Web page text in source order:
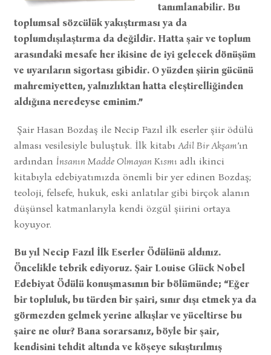
tanımlanabilir. Bu
toplumsal sözcülük yakıştırması ya da
toplumdışılaştırma da değildir. Hatta şair ve toplum
arasındaki mesafe her ikisine de iyi gelecek dönüşüm
ve uyarıların sigortası gibidir. O yüzden şiirin gücünü
mahremiyetten, yalnızlıktan hatta eleştirelliğinden
aldığına neredeyse eminim.”
Şair Hasan Bozdaş ile Necip Fazıl ilk eserler şiir ödülü
alması vesilesiyle buluştuk. İlk kitabı Adil Bir Akşam’ın
ardından İnsanın Madde Olmayan Kısmı adlı ikinci
kitabıyla edebiyatımızda önemli bir yer edinen Bozdaş;
teoloji, felsefe, hukuk, eski anlatılar gibi birçok alanın
düşünsel katmanlarıyla kendi özgül şiirini ortaya
koyuyor.
Bu yıl Necip Fazıl İlk Eserler Ödülünü aldınız.
Öncelikle tebrik ediyoruz. Şair Louise Glück Nobel
Edebiyat Ödülü konuşmasının bir bölümünde; “Eğer
bir topluluk, bu türden bir şairi, sınır dışı etmek ya da
görmezden gelmek yerine alkışlar ve yüceltirse bu
şaire ne olur? Bana sorarsanız, böyle bir şair,
kendisini tehdit altında ve köşeye sıkıştırılmış